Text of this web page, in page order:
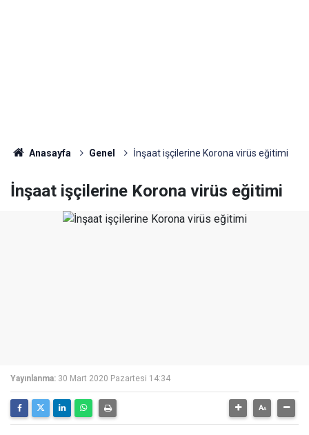
Anasayfa Genel İnşaat işçilerine Korona virüs eğitimi
İnşaat işçilerine Korona virüs eğitimi
Yayınlanma: 30 Mart 2020 Pazartesi 14:34